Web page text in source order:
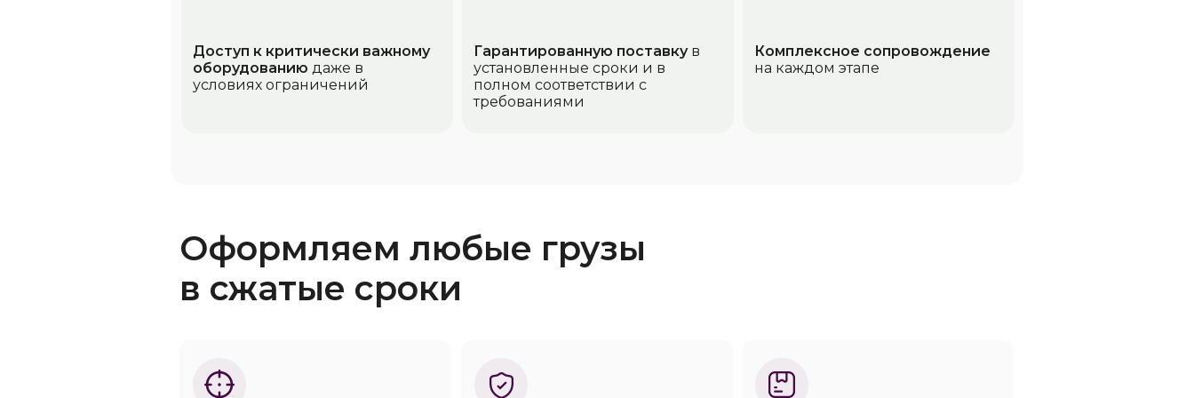
Доступ к критически важному
оборудованию даже в
условиях ограничений
Гарантированную поставкув
установленные сроки и в
полном соответствии с
требованиями
Комплексное сопровождение
на каждом этапе
Оформляем любые грузы
в сжатые сроки